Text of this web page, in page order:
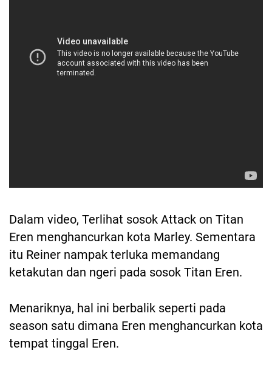
Dalam video, Terlihat sosok Attack on Titan
Eren menghancurkan kota Marley. Sementara
itu Reiner nampak terluka memandang
ketakutan dan ngeri pada sosok Titan Eren.
Menariknya, hal ini berbalik seperti pada
season satu dimana Eren menghancurkan kota
tempat tinggal Eren.